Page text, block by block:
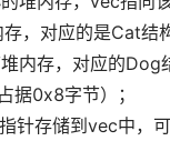
，对应的是Cat结
内存，对应的
据0x8字节）；
针存储到vec中，